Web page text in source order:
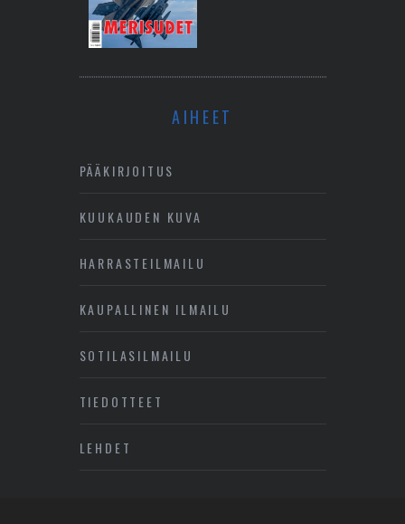
AIHEET
PÄÄKIRJOITUS
KUUKAUDEN KUVA
HARRASTEILMAILU
KAUPALLINEN ILMAILU
SOTILASILMAILU
TIEDOTTEET
LEHDET